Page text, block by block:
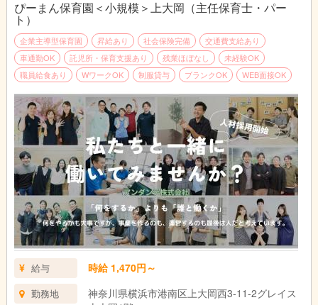
ぴーまん保育園＜小規模＞上大岡（主任保育士・パー
ト）
企業主導型保育園 昇給あり 社会保険完備
交通費支給あり
車通勤OK
託児所・保育支援あり 残業ほぼなし
未経験OK
職員給食あり
WワークOK 制服貸与 ブランクOK WEB面接OK
給与 時給 1,470円～
勤務地
神奈川県横浜市港南区上大岡西3-11-2グレイス